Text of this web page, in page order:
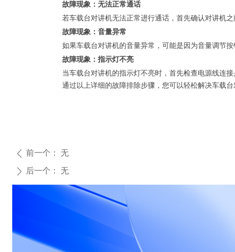
故障现象：无法正常通话
若车载台对讲机无法正常进行通话，首先确认对讲机
故障现象：音量异常
如果车载台对讲机的音量异常，可能是因为音量调节
故障现象：指示灯不亮
当车载台对讲机的指示灯不亮时，首先检查电源线连
通过以上详细的故障排除步骤，您可以轻松解决车载
ꄴ 前一个： 无
ꄲ 后一个： 无